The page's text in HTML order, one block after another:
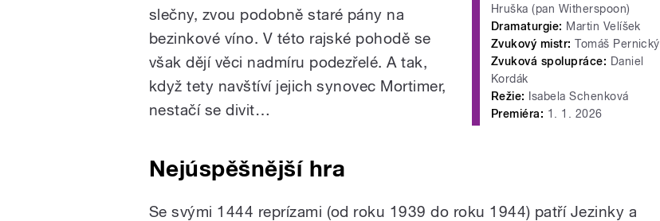
Hruška (pan Witherspoon)
Dramaturgie: Martin Velíšek
Zvukový mistr: Tomáš Pernický
Zvuková spolupráce: Daniel
Kordák
Režie:
Isabela Schenková
Premiéra: 1. 1. 2026
slečny, zvou podobně staré pány na
bezinkové víno. V této rajské pohodě se
však dějí věci nadmíru podezřelé. A tak,
když tety navštíví jejich synovec Mortimer,
nestačí se divit…
Nejúspěšnější hra
Se svými 1444 reprízami (od roku 1939 do roku 1944) patří Jezinky a